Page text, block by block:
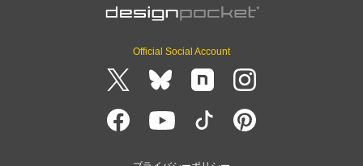
Official Social Account